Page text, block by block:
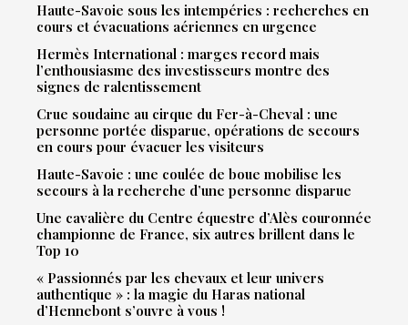
Haute-Savoie sous les intempéries : recherches en
cours et évacuations aériennes en urgence
Hermès International : marges record mais
l’enthousiasme des investisseurs montre des
signes de ralentissement
Crue soudaine au cirque du Fer-à-Cheval : une
personne portée disparue, opérations de secours
en cours pour évacuer les visiteurs
Haute-Savoie : une coulée de boue mobilise les
secours à la recherche d’une personne disparue
Une cavalière du Centre équestre d’Alès couronnée
championne de France, six autres brillent dans le
Top 10
« Passionnés par les chevaux et leur univers
authentique » : la magie du Haras national
d’Hennebont s’ouvre à vous !